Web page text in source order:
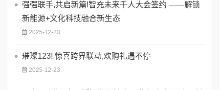
强强联手,共启新篇!智充未来千人大会签约 ——解锁
新能源+文化科技融合新生态
2025-12-23
璀璨123! 惊喜跨界联动,欢购礼遇不停
2025-12-23